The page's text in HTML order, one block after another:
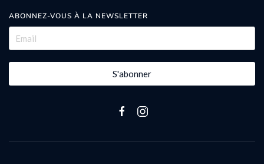
ABONNEZ-VOUS À LA NEWSLETTER
S'abonner